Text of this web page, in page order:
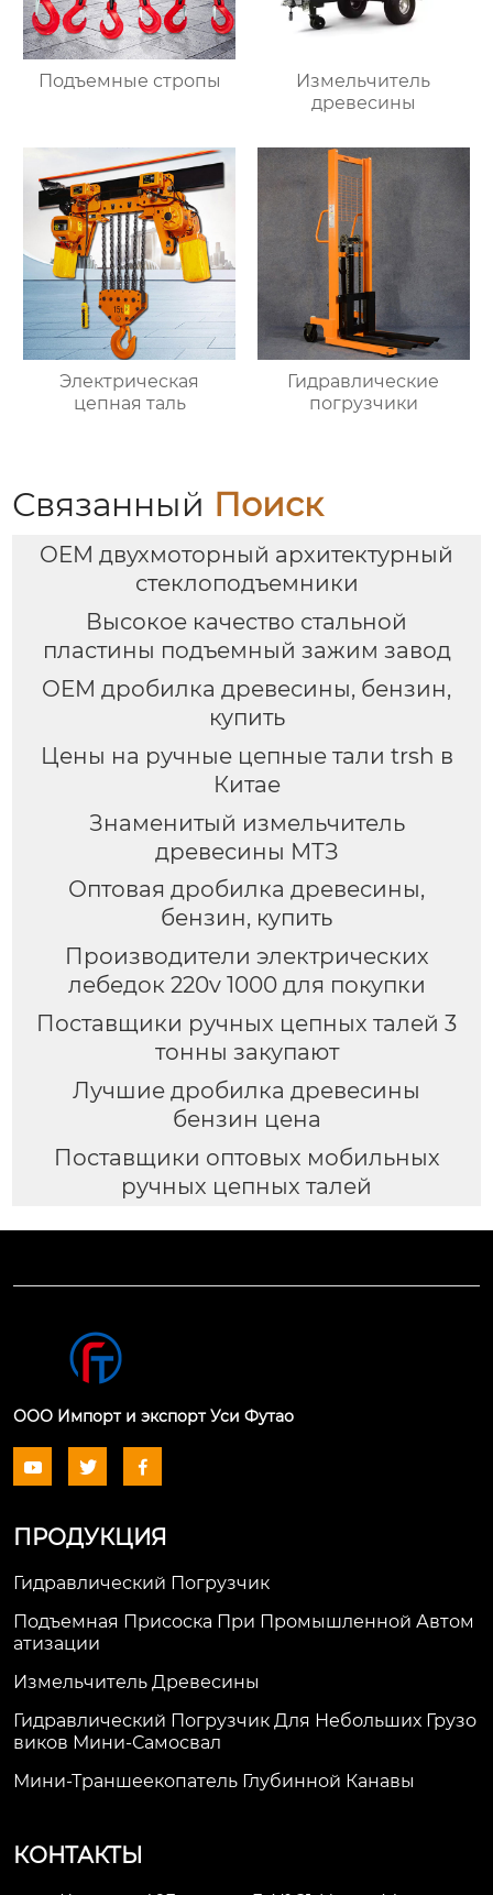
Подъемные стропы
Измельчитель
древесины
Электрическая
цепная таль
Гидравлические
погрузчики
Связанный Поиск
OEM двухмоторный архитектурный
стеклоподъемники
Высокое качество стальной
пластины подъемный зажим завод
OEM дробилка древесины, бензин,
купить
Цены на ручные цепные тали trsh в
Китае
Знаменитый измельчитель
древесины МТЗ
Оптовая дробилка древесины,
бензин, купить
Производители электрических
лебедок 220v 1000 для покупки
Поставщики ручных цепных талей 3
тонны закупают
Лучшие дробилка древесины
бензин цена
Поставщики оптовых мобильных
ручных цепных талей
ООО Импорт и экспорт Уси Футао
  
ПРОДУКЦИЯ
Гидравлический Погрузчик
Подъемная Присоска При Промышленной Автом
Атизации
Измельчитель Древесины
Гидравлический Погрузчик Для Небольших Грузо
Виков Мини-Самосвал
Мини-Траншеекопатель Глубинной Канавы
КОНТАКТЫ